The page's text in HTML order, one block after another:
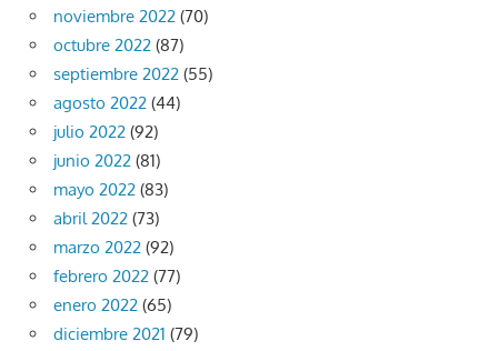
noviembre 2022 (70)
octubre 2022 (87)
septiembre 2022 (55)
agosto 2022 (44)
julio 2022 (92)
junio 2022 (81)
mayo 2022 (83)
abril 2022 (73)
marzo 2022 (92)
febrero 2022 (77)
enero 2022 (65)
diciembre 2021 (79)